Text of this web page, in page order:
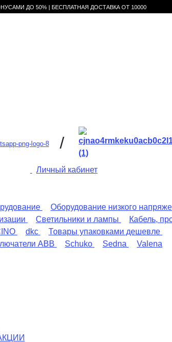
ДО 50% | БЕСПЛАТНАЯ ДОСТАВКА ОТ 10000
/
Личный кабинет
Оборудование низкого
Светильники и лампы Кабель,
dkc Товары упаковками дешевле
ABB Schuko Sedna Valena